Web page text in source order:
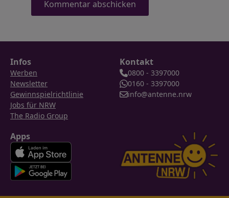
Infos
Werben
Newsletter
Gewinnspielrichtlinie
Jobs für NRW
The Radio Group
Kontakt
0800 - 3397000
0160 - 3397000
info@antenne.nrw
Apps